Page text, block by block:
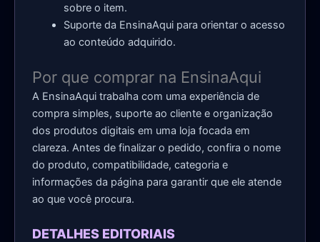
sobre o item.
Suporte da EnsinaAqui para orientar o acesso
ao conteúdo adquirido.
Por que comprar na EnsinaAqui
A EnsinaAqui trabalha com uma experiência de
compra simples, suporte ao cliente e organização
dos produtos digitais em uma loja focada em
clareza. Antes de finalizar o pedido, confira o nome
do produto, compatibilidade, categoria e
informações da página para garantir que ele atende
ao que você procura.
DETALHES EDITORIAIS